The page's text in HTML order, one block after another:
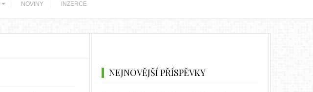
NOVINY INZERCE
NEJNOVĚJŠÍ PŘÍSPĚVKY